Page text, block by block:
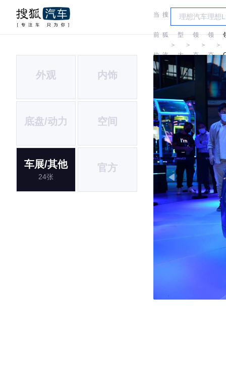
当
前
位
置:
搜
狐
汽
车
＞
车
型
大
全
＞
领
克
＞
领
克
＞
外观 内饰
底盘/动力 空间
车展/其他
24张
官方